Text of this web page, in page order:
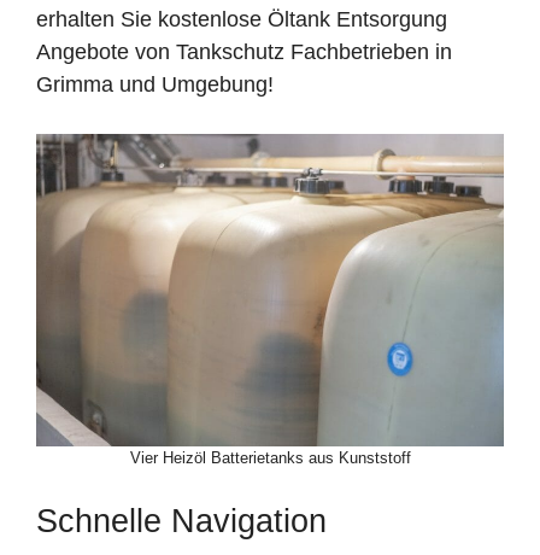
erhalten Sie kostenlose Öltank Entsorgung
Angebote von Tankschutz Fachbetrieben in
Grimma und Umgebung!
Vier Heizöl Batterietanks aus Kunststoff
Schnelle Navigation